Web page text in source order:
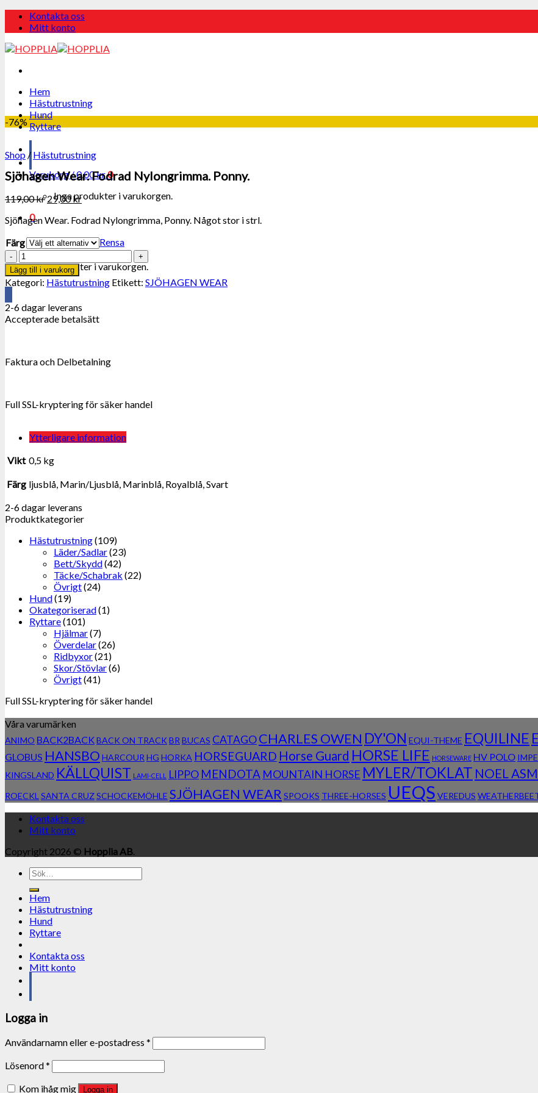
Skip
Kontakta oss
Mitt konto
Hem
Hästutrustning
Hund
Ryttare
Varukorg /0,00kr0
Inga produkter i varukorgen.
0
Varukorg
Inga produkter i varukorgen.
-76%
Shop / Hästutrustning
Sjöhagen Wear. Fodrad Nylongrimma. Ponny.
119,00kr 29,00kr
Sjöhagen Wear. Fodrad Nylongrimma, Ponny. Något stor i strl.
Färg
Rensa
Sjöhagen
Wear.
Fodrad
Nylongrimma.
mängd
Lägg till i varukorg
Kategori: Hästutrustning Etikett: SJÖHAGEN WEAR
2-6 dagar leverans
Accepterade betalsätt
Faktura och Delbetalning
Full SSL-kryptering för säker handel
Ytterligare information
Vikt 0,5 kg
Färg ljusblå, Marin/Ljusblå, Marinblå, Royalblå, Svart
2-6 dagar leverans
Produktkategorier
Hästutrustning(109)
Läder/Sadlar(23)
Bett/Skydd(42)
Täcke/Schabrak (22)
Övrigt(24)
Hund(19)
Okategoriserad(1)
Ryttare(101)
Hjälmar(7)
Överdelar(26)
Ridbyxor(21)
Skor/Stövlar(6)
Övrigt(41)
Full SSL-kryptering för säker handel
Våra varumärken
ANIMO BACK2BACKBACK ON TRACK BR BUCAS CATAGOCHARLES OWEN DY'ON EQUI-THEME EQUILINE
GLOBUS HANSBO HARCOUR HG HORKA HORSEGUARD Horse Guard HORSE LIFE HORSEWARE HV POLO
KINGSLAND KÄLLQUIST LAMI-CELL LIPPO MENDOTA MOUNTAIN HORSE MYLER/TOKLAT NOEL
ROECKL SANTA CRUZSCHOCKEMÖHLE SJÖHAGEN WEAR SPOOKS THREE-HORSES UEQS VEREDUS
Kontakta oss
Mitt konto
Copyright 2026 © Hopplia AB.
Sök
efter:
Hem
Hästutrustning
Hund
Ryttare
Kontakta oss
Mitt konto
Logga in
Användarnamn eller e-postadress *
Lösenord*
Kom ihåg mig
Logga in